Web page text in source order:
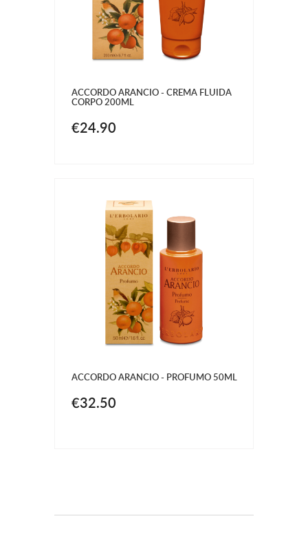
ACCORDO ARANCIO - CREMA FLUIDA
CORPO 200ML
€24.90
ACCORDO ARANCIO - PROFUMO 50ML
€32.50